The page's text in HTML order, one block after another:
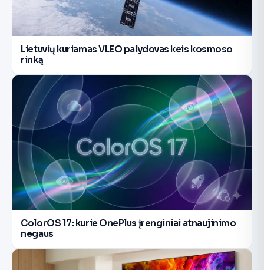
Lietuvių kuriamas VLEO palydovas keis kosmoso
rinką
ColorOS 17: kurie OnePlus įrenginiai atnaujinimo
negaus